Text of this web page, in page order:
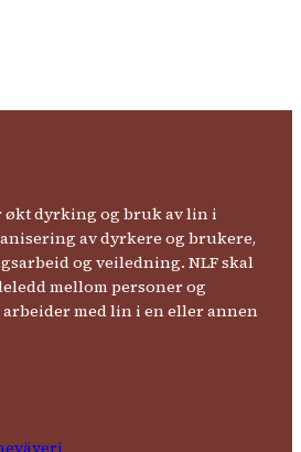
økt dyrking og bruk av lin i
av dyrkere og brukere,
og veiledning. NLF skal
mellom personer og
med lin i en eller annen